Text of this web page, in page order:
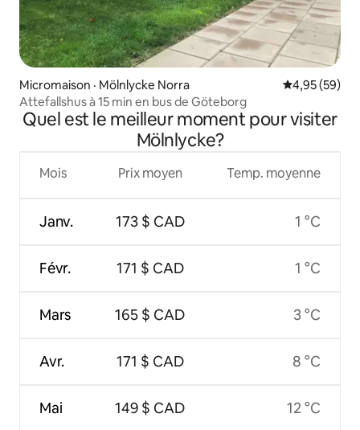
Micromaison · Mölnlycke Norra Note
4,95 (59)
Attefallshus à 15 min en bus de Göteborg
Quel est le meilleur moment pour visiter
Mölnlycke?
Mois
Janv.
Févr.
Mars
Avr.
Mai
Prix moyen
173 $ CAD
171 $ CAD
165 $ CAD
171 $ CAD
149 $ CAD
Temp. moyenne
1 °C
1 °C
3 °C
8 °C
12 °C